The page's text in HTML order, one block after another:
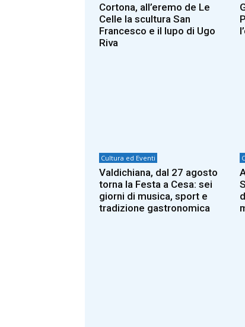
Cortona, all’eremo de Le
Celle la scultura San
Francesco e il lupo di Ugo
Riva
Cultura ed Eventi
Valdichiana, dal 27 agosto
torna la Festa a Cesa: sei
giorni di musica, sport e
tradizione gastronomica